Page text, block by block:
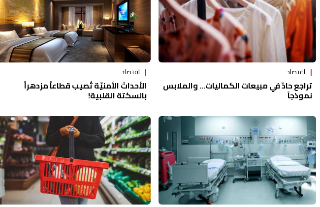
اقتصاد
تراجع حادّ في مبيعات الكماليات... والملابس
نموذجاً
اقتصاد
الأحداث الأمنيّة تُصيب قطاعاً مزدهراً
بالسكتة القلبية!